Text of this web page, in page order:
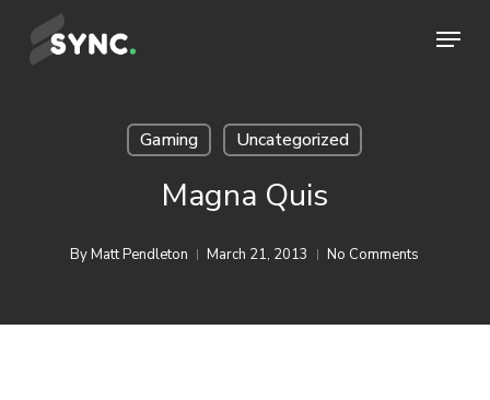
Menu
Gaming Uncategorized
Magna Quis
ByMatt Pendleton March 21, 2013 No Comments